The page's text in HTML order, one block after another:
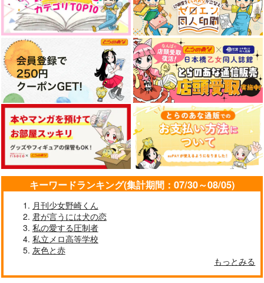
みちゆき
817円（税込）
大倶利伽羅×鶴丸国永
サンプル
作品詳細
詐欺師
1,887円（税込）
鶴丸国永
サンプル
作品詳細
同室マニア
990円（税込）
食満留三郎×善法寺伊作
サンプル
作品詳細
-炎国- 下
桜の亡骸
707円（税込）
常夜の餞
935円（税込） 660円（税込）
キーワードランキング(集計期間：07/30～08/05)
月刊少女野崎くん
君が言うには犬の恋
私の愛する圧制者
私立メロ高等学校
灰色と赤
もっとみる